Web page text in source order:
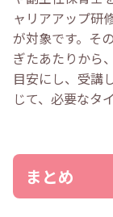
ャリアアップ研
が対象です。そ
ぎたあたりから
目安にし、受講
じて、必要なタ
まとめ